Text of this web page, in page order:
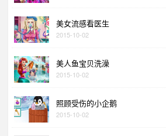
美女流感看医生
2015-10-02
美人鱼宝贝洗澡
2015-10-02
照顾受伤的小企鹅
2015-10-02